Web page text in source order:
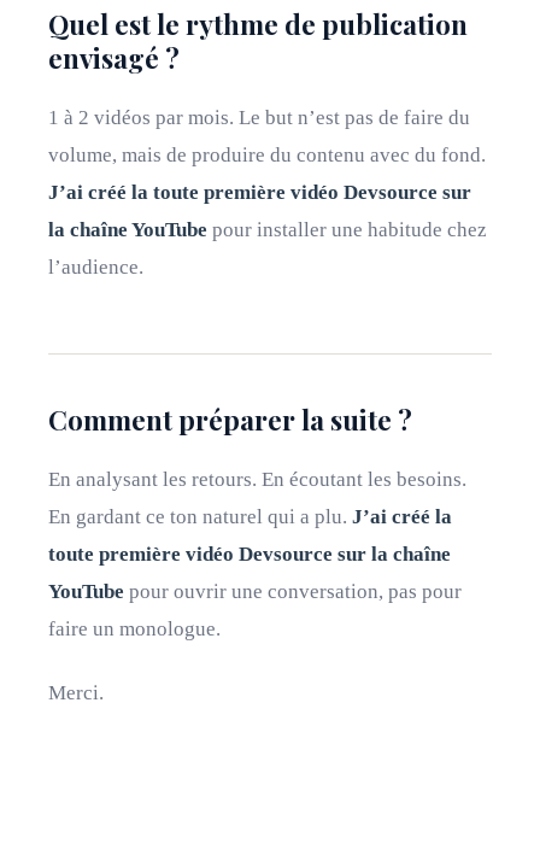
Quel est le rythme de publication
envisagé ?
1 à 2 vidéos par mois. Le but n’est pas de faire du
volume, mais de produire du contenu avec du fond.
J’ai créé la toute première vidéo Devsource sur
la chaîne YouTube pour installer une habitude chez
l’audience.
Comment préparer la suite ?
En analysant les retours. En écoutant les besoins.
En gardant ce ton naturel qui a plu. J’ai créé la
toute première vidéo Devsource sur la chaîne
YouTube pour ouvrir une conversation, pas pour
faire un monologue.
Merci.